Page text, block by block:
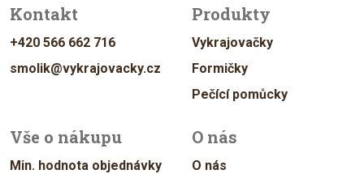
Kontakt
+420 566 662 716
smolik@vykrajovacky.cz
Produkty
Vykrajovačky
Formičky
Pečící pomůcky
Vše o nákupu
Min. hodnota objednávky
O nás
O nás